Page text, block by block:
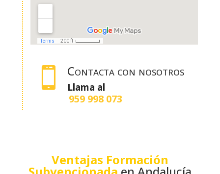
 Contacta con nosotros
Llama al
959 998 073
Ventajas Formación